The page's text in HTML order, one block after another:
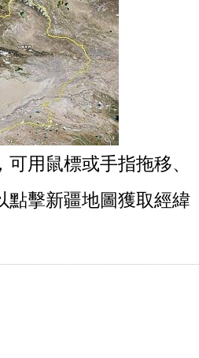
可用鼠標或手指拖移、
點擊新疆地圖獲取經緯